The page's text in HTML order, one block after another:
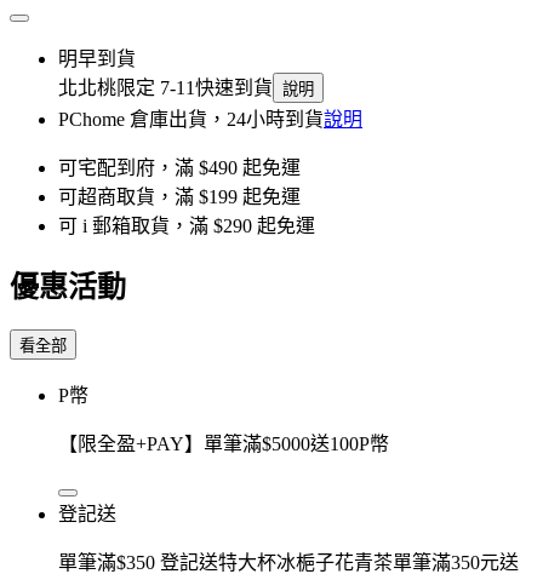
明早到貨
北北桃限定 7-11快速到貨 說明
PChome 倉庫出貨，24小時到貨說明
可宅配到府，滿 $490 起免運
可超商取貨，滿 $199 起免運
可 i 郵箱取貨，滿 $290 起免運
優惠活動
看全部
P幣
【限全盈+PAY】單筆滿$5000送100P幣
登記送
單筆滿$350 登記送特大杯冰梔子花青茶單筆滿350元送